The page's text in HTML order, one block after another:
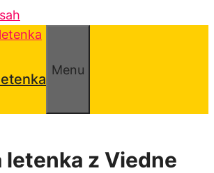
Menu
letenka z Viedne